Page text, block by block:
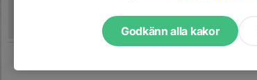
Godkänn alla kakor